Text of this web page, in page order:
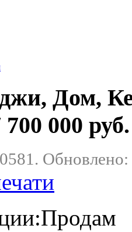
Дом,
000 руб.
Продам